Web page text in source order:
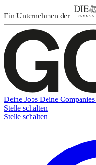
Ein Unternehmen der
Deine Jobs Deine Companies
Stelle schalten
Stelle schalten